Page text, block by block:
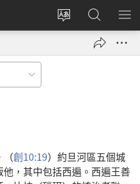
更
登
入
（開
搜
尋
JW.ORG
顯
（創10:19）約旦河區五個城
，其中包括西遍。西遍王善